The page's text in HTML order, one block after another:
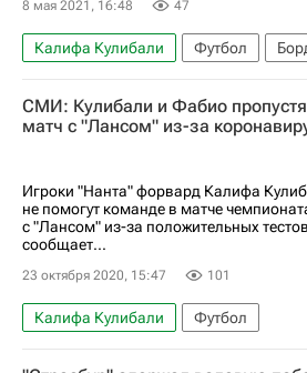
8 мая 2021, 16:48 47
Калифа Кулибали Футбол
Рандаль Коло-Муани
Имран Луза
СМИ: Кулибали и Фабио
матч с "Лансом" из-за
Игроки "Нанта" форвард Калифа
не помогут команде в матче
с "Лансом" из-за положительных
сообщает...
23 октября 2020, 15:47 101
Калифа Кулибали
Футбол
Чемпионат Франции по футболу